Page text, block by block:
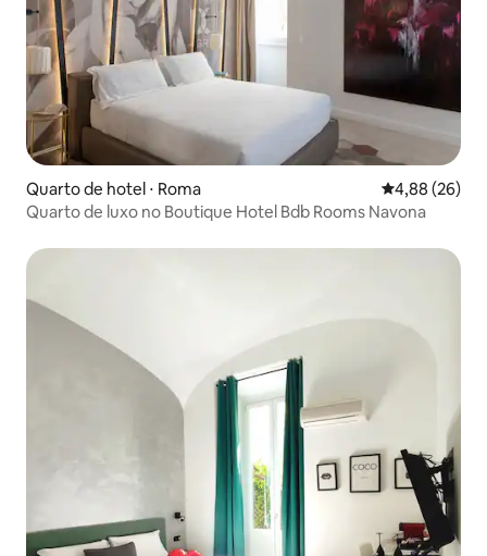
Quarto de hotel ⋅ Roma 4,88 de uma
4,88 (26)
Quarto de luxo no Boutique Hotel Bdb Rooms Navona